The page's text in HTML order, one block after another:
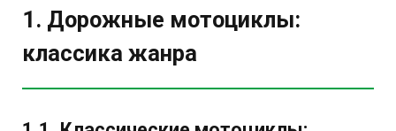
1. Дорожные мотоциклы:
классика жанра